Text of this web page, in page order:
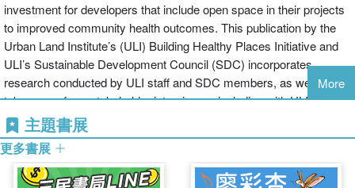
investment for developers that include open space in their projects
to improved community health outcomes. This publication by the
Urban Land Institute’s (ULI) Building Healthy Places Initiative and
ULI’s Sustainable Development Council (SDC) incorporates
research conducted by ULI staff and SDC members, as well as
takeaways from stakeholder interviews—including with ULI
members who have developed or supported parks and open space
through their project investments.
More
主題書展
更多書展